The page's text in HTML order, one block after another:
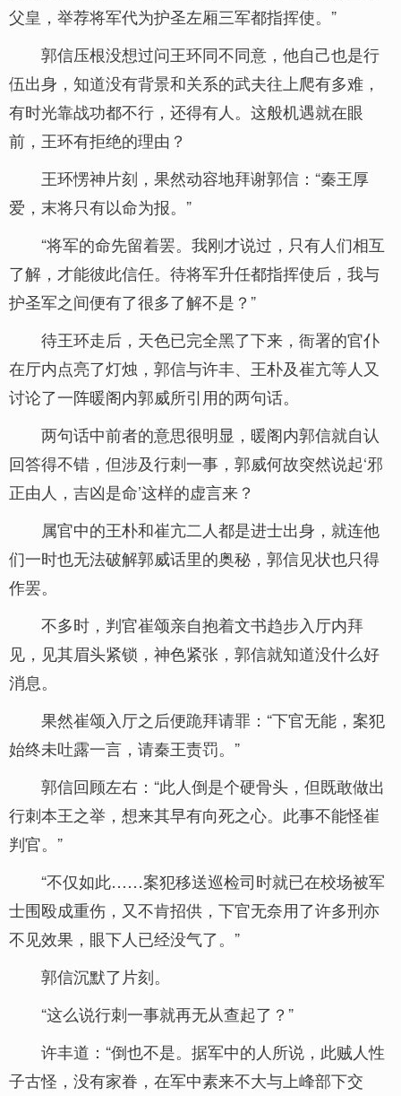
父皇，举荐将军代为护圣左厢三军都指挥使。”
郭信压根没想过问王环同不同意，他自己也是行
伍出身，知道没有背景和关系的武夫往上爬有多难，
有时光靠战功都不行，还得有人。这般机遇就在眼
前，王环有拒绝的理由？
王环愣神片刻，果然动容地拜谢郭信：“秦王厚
爱，末将只有以命为报。”
“将军的命先留着罢。我刚才说过，只有人们相互
了解，才能彼此信任。待将军升任都指挥使后，我与
护圣军之间便有了很多了解不是？”
待王环走后，天色已完全黑了下来，衙署的官仆
在厅内点亮了灯烛，郭信与许丰、王朴及崔亢等人又
讨论了一阵暖阁内郭威所引用的两句话。
两句话中前者的意思很明显，暖阁内郭信就自认
回答得不错，但涉及行刺一事，郭威何故突然说起‘邪
正由人，吉凶是命’这样的虚言来？
属官中的王朴和崔亢二人都是进士出身，就连他
们一时也无法破解郭威话里的奥秘，郭信见状也只得
作罢。
不多时，判官崔颂亲自抱着文书趋步入厅内拜
见，见其眉头紧锁，神色紧张，郭信就知道没什么好
消息。
果然崔颂入厅之后便跪拜请罪：“下官无能，案犯
始终未吐露一言，请秦王责罚。”
郭信回顾左右：“此人倒是个硬骨头，但既敢做出
行刺本王之举，想来其早有向死之心。此事不能怪崔
判官。”
“不仅如此……案犯移送巡检司时就已在校场被军
士围殴成重伤，又不肯招供，下官无奈用了许多刑亦
不见效果，眼下人已经没气了。”
郭信沉默了片刻。
“这么说行刺一事就再无从查起了？”
许丰道：“倒也不是。据军中的人所说，此贼人性
子古怪，没有家眷，在军中素来不大与上峰部下交